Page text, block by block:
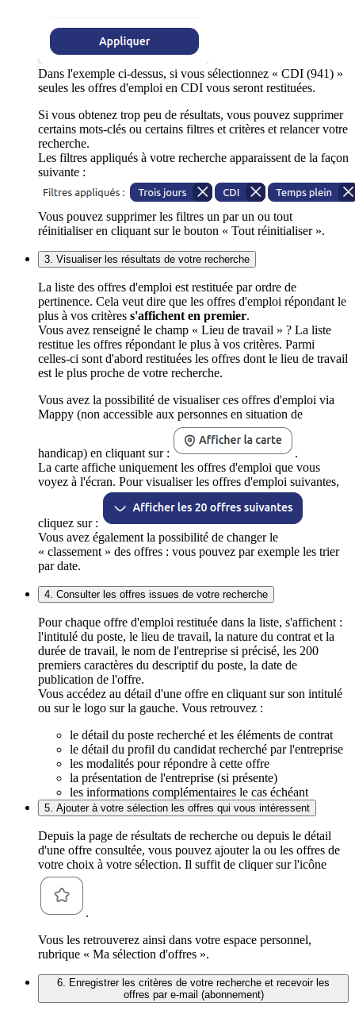
Dans l'exemple ci-dessus, si vous sélectionnez « CDI (941) »
seules les offres d'emploi en CDI vous seront restituées.
Si vous obtenez trop peu de résultats, vous pouvez supprimer
certains mots-clés ou certains filtres et critères et relancer votre
recherche.
Les filtres appliqués à votre recherche apparaissent de la façon
suivante :
Vous pouvez supprimer les filtres un par un ou tout
réinitialiser en cliquant sur le bouton « Tout réinitialiser ».
3. Visualiser les résultats de votre recherche
La liste des offres d'emploi est restituée par ordre de
pertinence. Cela veut dire que les offres d'emploi répondant le
plus à vos critères s'affichent en premier.
Vous avez renseigné le champ « Lieu de travail » ? La liste
restitue les offres répondant le plus à vos critères. Parmi
celles-ci sont d'abord restituées les offres dont le lieu de travail
est le plus proche de votre recherche.
Vous avez la possibilité de visualiser ces offres d'emploi via
Mappy (non accessible aux personnes en situation de
handicap) en cliquant sur :
.
La carte affiche uniquement les offres d'emploi que vous
voyez à l'écran. Pour visualiser les offres d'emploi suivantes,
cliquez sur :
Vous avez également la possibilité de changer le
« classement » des offres : vous pouvez par exemple les trier
par date.
4. Consulter les offres issues de votre recherche
Pour chaque offre d'emploi restituée dans la liste, s'affichent :
l'intitulé du poste, le lieu de travail, la nature du contrat et la
durée de travail, le nom de l'entreprise si précisé, les 200
premiers caractères du descriptif du poste, la date de
publication de l'offre.
Vous accédez au détail d'une offre en cliquant sur son intitulé
ou sur le logo sur la gauche. Vous retrouvez :
le détail du poste recherché et les éléments de contrat
le détail du profil du candidat recherché par l'entreprise
les modalités pour répondre à cette offre
la présentation de l'entreprise (si présente)
les informations complémentaires le cas échéant
5. Ajouter à votre sélection les offres qui vous intéressent
Depuis la page de résultats de recherche ou depuis le détail
d'une offre consultée, vous pouvez ajouter la ou les offres de
votre choix à votre sélection. Il suffit de cliquer sur l'icône
.
Vous les retrouverez ainsi dans votre espace personnel,
rubrique « Ma sélection d'offres ».
6. Enregistrer les critères de votre recherche et recevoir les
offres par e-mail (abonnement)